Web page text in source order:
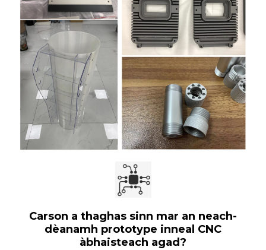
Carson a thaghas sinn mar an neach-
dèanamh prototype inneal CNC
àbhaisteach agad?